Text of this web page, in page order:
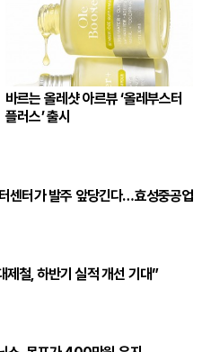
바르는 올레샷 아르뷰 ‘올레부스터
플러스’ 출시
센터가 발주 앞당긴다…효성중공업
제철, 하반기 실적 개선 기대”